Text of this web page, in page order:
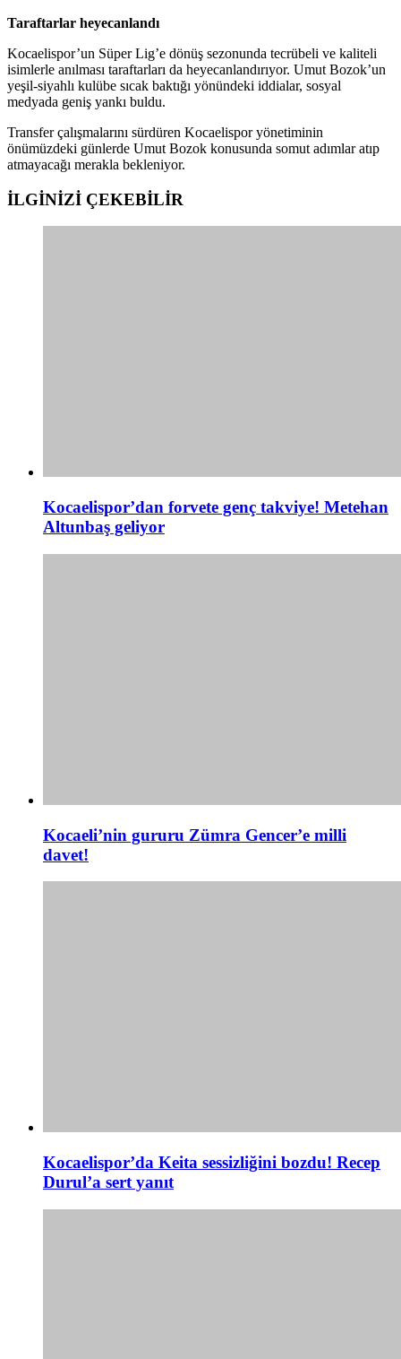
Taraftarlar heyecanlandı
Kocaelispor’un Süper Lig’e dönüş sezonunda tecrübeli ve kaliteli
isimlerle anılması taraftarları da heyecanlandırıyor. Umut Bozok’un
yeşil-siyahlı kulübe sıcak baktığı yönündeki iddialar, sosyal
medyada geniş yankı buldu.
Transfer çalışmalarını sürdüren Kocaelispor yönetiminin
önümüzdeki günlerde Umut Bozok konusunda somut adımlar atıp
atmayacağı merakla bekleniyor.
İLGİNİZİ ÇEKEBİLİR
Kocaelispor’dan forvete genç takviye! Metehan
Altunbaş geliyor
Kocaeli’nin gururu Zümra Gencer’e milli
davet!
Kocaelispor’da Keita sessizliğini bozdu! Recep
Durul’a sert yanıt